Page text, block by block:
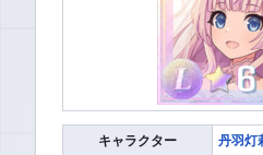
キャラクター 丹羽灯